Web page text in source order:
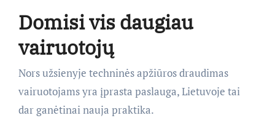
Domisi vis daugiau
vairuotojų
Nors užsienyje techninės apžiūros draudimas
vairuotojams yra įprasta paslauga, Lietuvoje tai
dar ganėtinai nauja praktika.